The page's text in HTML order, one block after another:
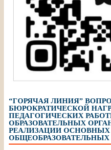
“ГОРЯЧАЯ ЛИНИЯ”
БЮРОКРАТИЧЕСКОЙ
ПЕДАГОГИЧЕСКИХ
ОБРАЗОВАТЕЛЬНЫХ
РЕАЛИЗАЦИИ ОСНОВНЫХ